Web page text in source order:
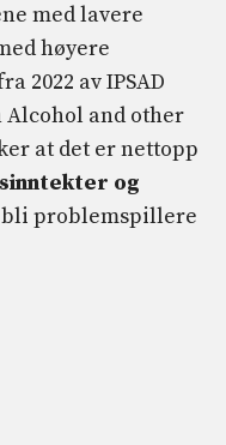
med lavere
høyere
2022 av IPSAD
Alcohol and other
at det er nettopp
og
bli problemspillere